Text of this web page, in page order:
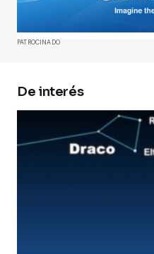
Comment*
PATROCINADO
De interés